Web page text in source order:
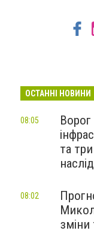
ОСТАННІ НОВИНИ
та
08:05
зміни
08:02